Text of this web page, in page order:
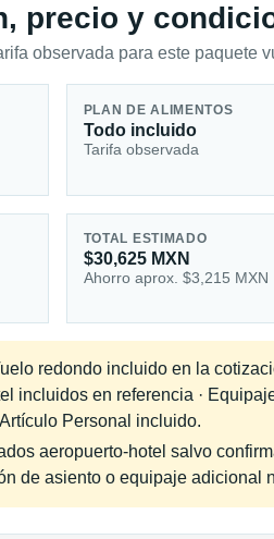
precio y
observada para este paquete
PLAN DE ALIMENTOS
Todo incluido
Tarifa observada
TOTAL ESTIMADO
$30,625 MXN
Ahorro aprox. $3,215 MXN
redondo incluido en la
incluidos en referencia ·
Personal incluido.
aeropuerto-hotel salvo
de asiento o equipaje adicional